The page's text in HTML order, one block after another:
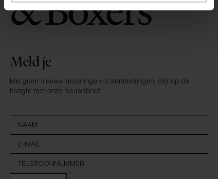
Meld je
Mis geen nieuwe lanceringen of aanbiedingen. Blijf op de
hoogte met onze nieuwsbrief